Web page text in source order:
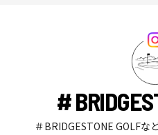
#
＃BRIDGESTONE GOLFな